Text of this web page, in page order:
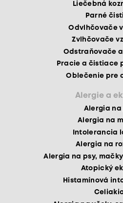
Liečebná
Parné
Odvlhčovače
Zvlhčovače
Odstraňovače
Pracie a čistiace
Oblečenie pre
Alergie a
Alergia na
Alergia na
Intolerancia
Alergia na
Alergia na psy,
Atopický
Histamínová